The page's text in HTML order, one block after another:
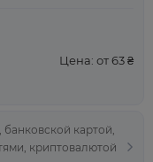
картой,
криптовалютой
Цена: от 63 ₴